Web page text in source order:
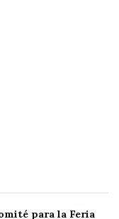
grandes
de la
de vida”.para la Feria